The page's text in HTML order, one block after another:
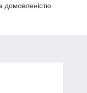
домовленістю